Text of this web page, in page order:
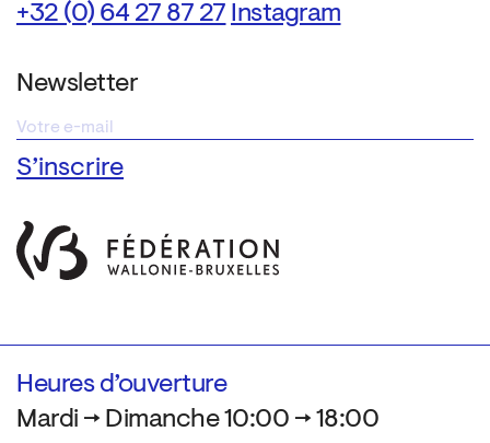
+32 (0) 64 27 87 27 Instagram
Newsletter
Heures d’ouverture
Mardi → Dimanche 10:00 → 18:00